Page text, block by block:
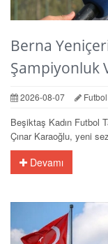
Berna
Şampiyonluk
2026-08-07 Futbol
Beşiktaş Kadın Futbol
Çınar Karaoğlu, yeni
Devamı